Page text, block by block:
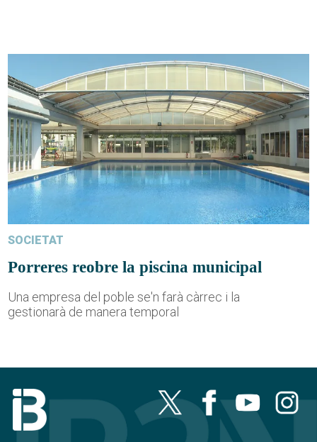
SOCIETAT
Porreres reobre la piscina municipal
Una empresa del poble se'n farà càrrec i la
gestionarà de manera temporal